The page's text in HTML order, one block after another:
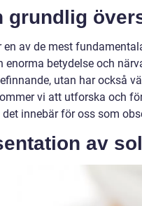
grundlig
en av de mest
enorma betydelse och
utan har också
vi att utforska och
innebär för oss som
av